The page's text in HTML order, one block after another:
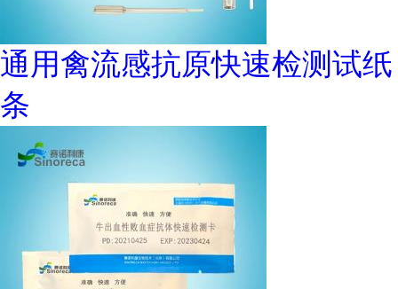
通用禽流感抗原快速检测试纸
条